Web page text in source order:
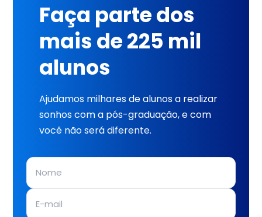
Faça parte dos
mais de 225 mil
alunos
Ajudamos milhares de alunos a realizar
sonhos com a pós-graduação, e com
você não será diferente.